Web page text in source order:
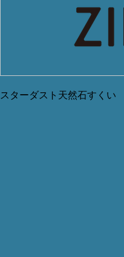
スターダスト天然石すくい